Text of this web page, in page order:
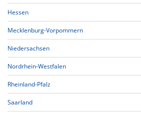
Hessen
Mecklenburg-Vorpommern
Niedersachsen
Nordrhein-Westfalen
Rheinland-Pfalz
Saarland